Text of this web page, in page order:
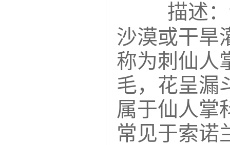
描述：
沙漠或干旱
称为刺仙人
毛，花呈漏
属于仙人掌
常见于索诺